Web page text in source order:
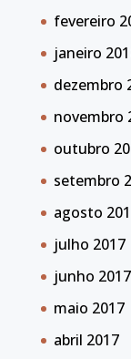
fevereiro
janeiro
dezembro
novembro
outubro
setembro
agosto
julho 2017
junho 2017
maio 2017
abril 2017